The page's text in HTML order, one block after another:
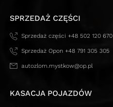
SPRZEDAŻ CZĘŚCI
Sprzedaż części +48 502 120 670
Sprzedaż Opon +48 791 305 305
autozlom.mystkow@op.pl
KASACJA POJAZDÓW